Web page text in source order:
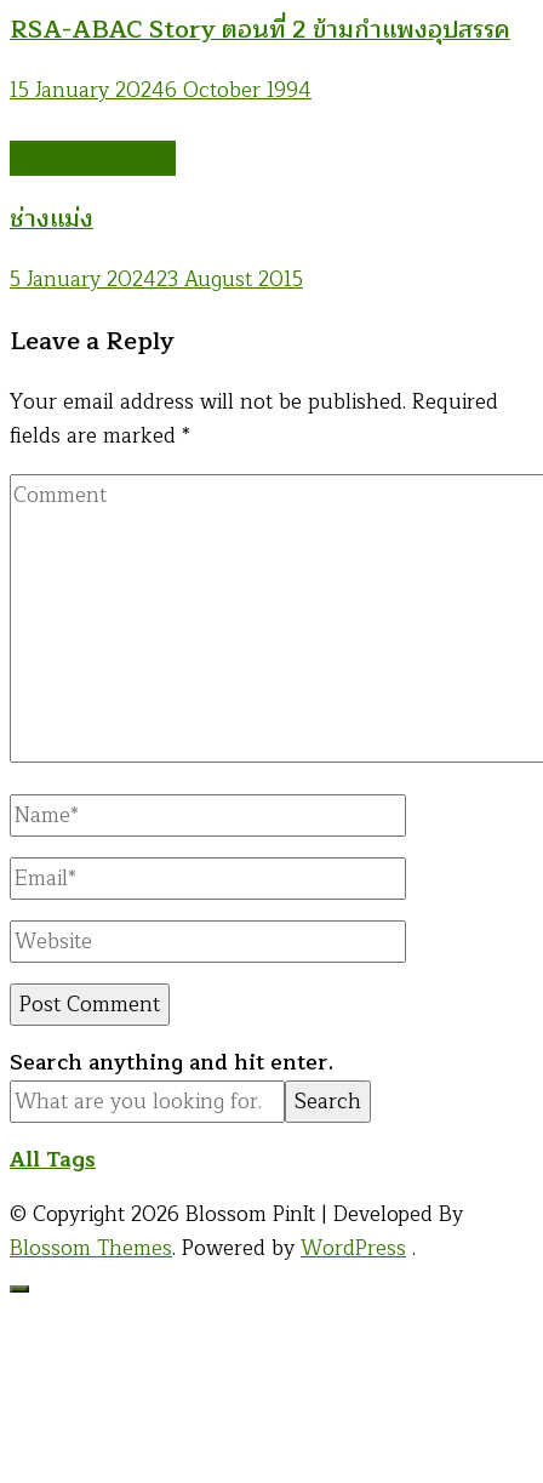
RSA-ABAC Story ตอนที่ 2 ข้ามกำแพงอุปสรรค
15 January 20246 October 1994
ช่างแม่ง
5 January 202423 August 2015
Leave a Reply
Your email address will not be published. Required
fields are marked *
Comment
Full
Name
Email
Website
Looking
for
Something?
Search anything and hit enter.
All Tags
© Copyright 2026 Blossom PinIt | Developed By
Blossom Themes. Powered byWordPress.